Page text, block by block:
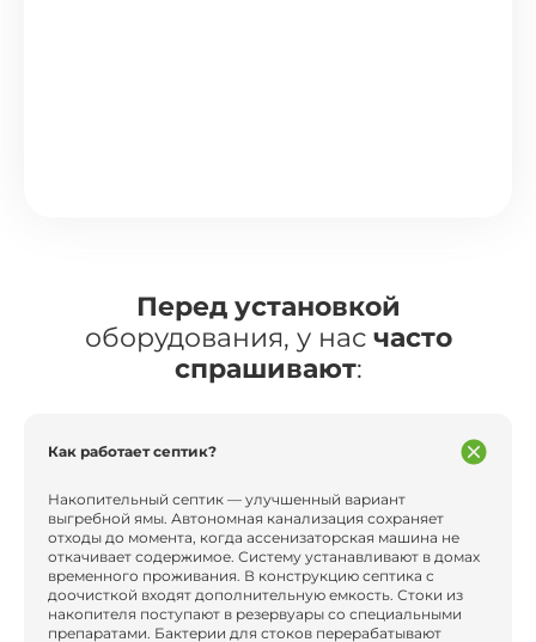
Перед установкой
оборудования, у нас часто
спрашивают:
Как работает септик?
Накопительный септик — улучшенный вариант
выгребной ямы. Автономная канализация сохраняет
отходы до момента, когда ассенизаторская машина не
откачивает содержимое. Систему устанавливают в домах
временного проживания. В конструкцию септика с
доочисткой входят дополнительную емкость. Стоки из
накопителя поступают в резервуары со специальными
препаратами. Бактерии для стоков перерабатывают